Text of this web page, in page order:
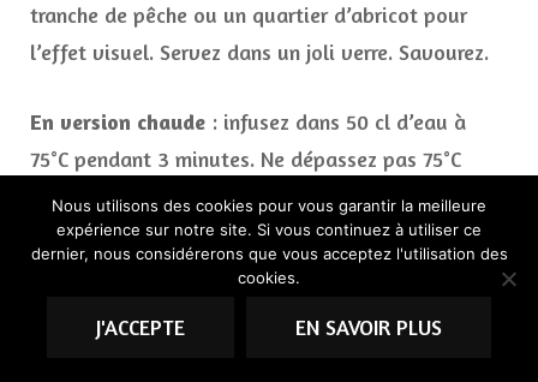
tranche de pêche ou un quartier d’abricot pour
l’effet visuel. Servez dans un joli verre. Savourez.
En version chaude : infusez dans 50 cl d’eau à
75°C pendant 3 minutes. Ne dépassez pas 75°C
pour éviter l’amertume du thé vert.
Mon avis global sur la
Nous utilisons des cookies pour vous garantir la meilleure
expérience sur notre site. Si vous continuez à utiliser ce
dernier, nous considérerons que vous acceptez l'utilisation des
cookies.
J'ACCEPTE EN SAVOIR PLUS